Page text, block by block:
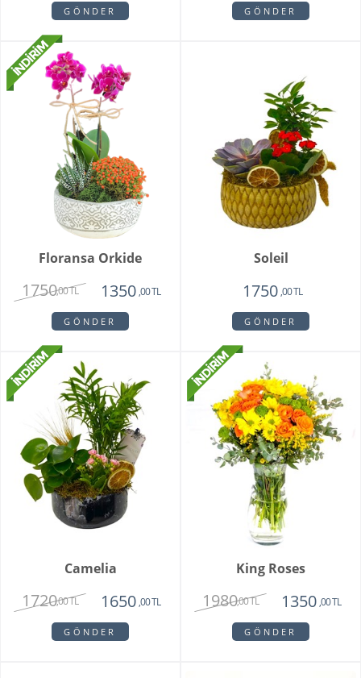
GÖNDER GÖNDER
Floransa Orkide
1750,00 TL 1350 ,00 TL
GÖNDER
Soleil
1750 ,00 TL
GÖNDER
Camelia
1720,00 TL 1650 ,00 TL
GÖNDER
King Roses
1980,00 TL 1350 ,00 TL
GÖNDER